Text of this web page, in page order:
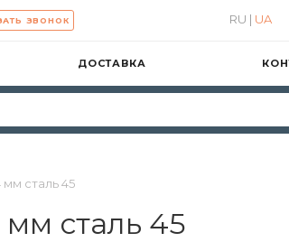
ЗВОНОК RU | UA
ДОСТАВКА
сталь 45
сталь 45